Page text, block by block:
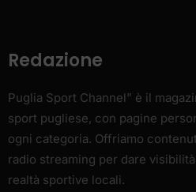
Redazione
Puglia Sport Channel” è il
sport pugliese, con pagine
ogni categoria. Offriamo
radio streaming per dare
realtà sportive locali.